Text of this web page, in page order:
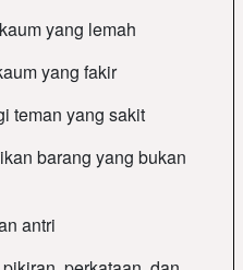
yang lemah
yang fakir
teman yang sakit
barang yang bukan
antri